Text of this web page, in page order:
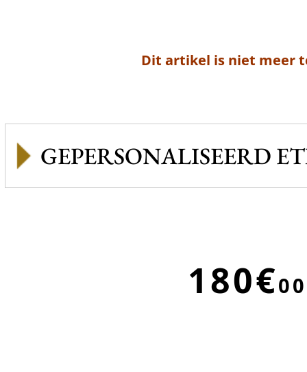
Dit artikel is niet meer
GEPERSONALISEERD
180€00